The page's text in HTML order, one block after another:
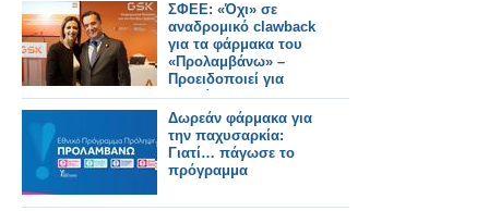
ΣΦΕΕ: «Όχι» σε
αναδρομικό clawback
για τα φάρμακα του
«Προλαμβάνω» –
Προειδοποιεί για
«επικίνδυνο
προηγούμενο»
Δωρεάν φάρμακα για
την παχυσαρκία:
Γιατί… πάγωσε το
πρόγραμμα